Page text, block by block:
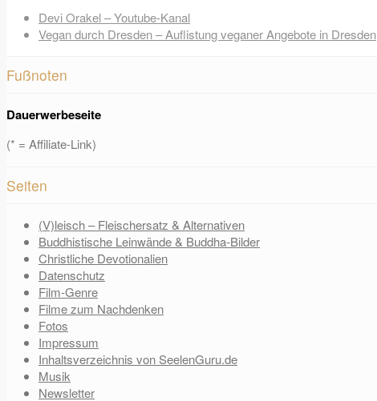
Devi Orakel – Youtube-Kanal
Vegan durch Dresden – Auflistung veganer Angebote in Dresden
Fußnoten
Dauerwerbeseite
(* = Affiliate-Link)
Seiten
(V)leisch – Fleischersatz & Alternativen
Buddhistische Leinwände & Buddha-Bilder
Christliche Devotionalien
Datenschutz
Film-Genre
Filme zum Nachdenken
Fotos
Impressum
Inhaltsverzeichnis von SeelenGuru.de
Musik
Newsletter